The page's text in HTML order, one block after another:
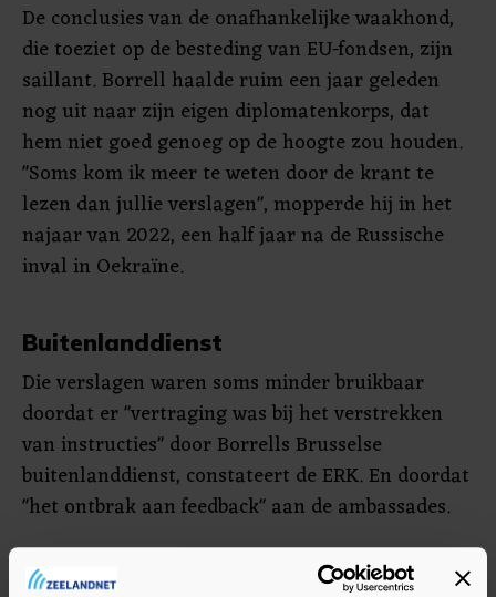
De conclusies van de onafhankelijke waakhond,
die toeziet op de besteding van EU-fondsen, zijn
saillant. Borrell haalde ruim een jaar geleden
nog uit naar zijn eigen diplomatenkorps, dat
hem niet goed genoeg op de hoogte zou houden.
"Soms kom ik meer te weten door de krant te
lezen dan jullie verslagen", mopperde hij in het
najaar van 2022, een half jaar na de Russische
inval in Oekraïne.
Buitenlanddienst
Die verslagen waren soms minder bruikbaar
doordat er "vertraging was bij het verstrekken
van instructies" door Borrells Brusselse
buitenlanddienst, constateert de ERK. En doordat
"het ontbrak aan feedback" aan de ambassades.
Die wordt het werk ook niet gemakkelijker